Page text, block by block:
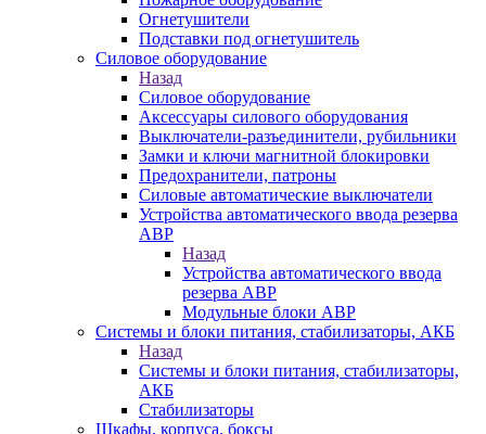
Огнетушители
Подставки под огнетушитель
Силовое оборудование
Назад
Силовое оборудование
Аксессуары силового оборудования
Выключатели-разъединители, рубильники
Замки и ключи магнитной блокировки
Предохранители, патроны
Силовые автоматические выключатели
Устройства автоматического ввода резерва
АВР
Назад
Устройства автоматического ввода
резерва АВР
Модульные блоки АВР
Системы и блоки питания, стабилизаторы, АКБ
Назад
Системы и блоки питания, стабилизаторы,
АКБ
Стабилизаторы
Шкафы, корпуса, боксы